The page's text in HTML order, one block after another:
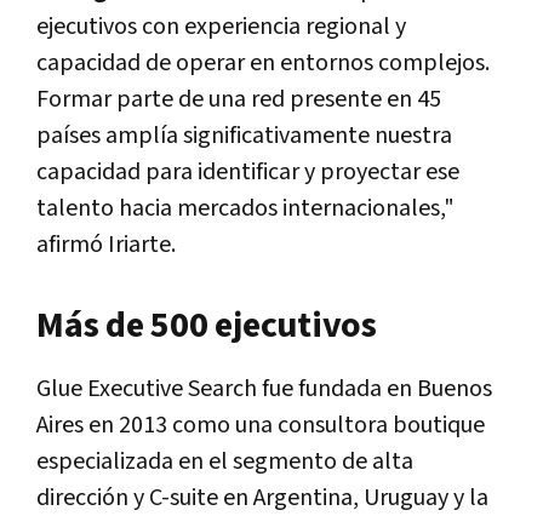
ejecutivos con experiencia regional y
capacidad de operar en entornos complejos.
Formar parte de una red presente en 45
países amplía significativamente nuestra
capacidad para identificar y proyectar ese
talento hacia mercados internacionales,"
afirmó Iriarte.
Más de 500 ejecutivos
Glue Executive Search fue fundada en Buenos
Aires en 2013 como una consultora boutique
especializada en el segmento de alta
dirección y C-suite en Argentina, Uruguay y la